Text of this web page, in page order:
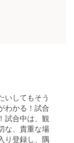
いしてもそう
わかる！試合
試合中は、観
な、貴重な場
り登録し、隅